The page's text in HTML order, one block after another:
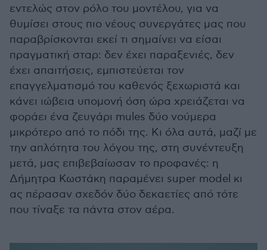
εντελώς στον ρόλο του μοντέλου, για να
θυμίσει στους πιο νέους συνεργάτες μας που
παραβρίσκονται εκεί τι σημαίνει να είσαι
πραγματική σταρ: δεν έχει παραξενιές, δεν
έχει απαιτήσεις, εμπιστεύεται τον
επαγγελματισμό του καθενός ξεχωριστά και
κάνει ιώβεια υπομονή όση ώρα χρειάζεται να
φοράει ένα ζευγάρι mules δύο νούμερα
μικρότερο από το πόδι της. Κι όλα αυτά, μαζί με
την απλότητα του λόγου της, στη συνέντευξη
μετά, μας επιβεβαίωσαν το προφανές: η
Δήμητρα Κωστάκη παραμένει super model κι
ας πέρασαν σχεδόν δύο δεκαετίες από τότε
που τίναξε τα πάντα στον αέρα.